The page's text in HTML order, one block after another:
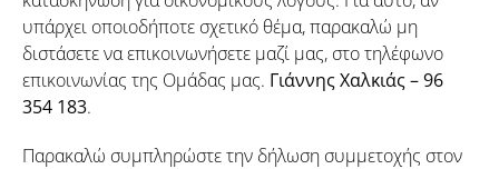
υπάρχει οποιοδήποτε σχετικό θέμα, παρακαλώ μη
διστάσετε να επικοινωνήσετε μαζί μας, στο τηλέφωνο
επικοινωνίας της Ομάδας μας. Γιάννης Χαλκιάς – 96
354 183.
Παρακαλώ συμπληρώστε την δήλωση συμμετοχής στον